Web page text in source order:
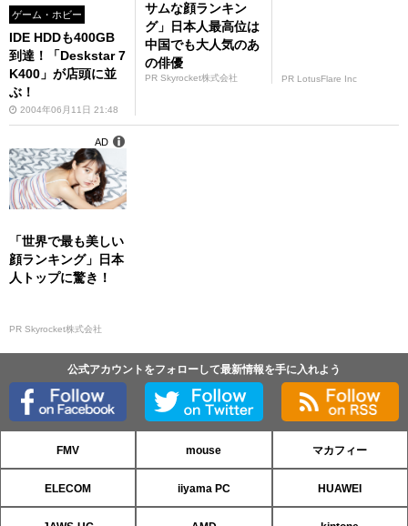
ゲーム・ホビー
IDE HDDも400GB
到達！「Deskstar 7
K400」が店頭に並
ぶ！
2004年06月11日 21:48
サムな顔ランキン
グ」日本人最高位は
中国でも大人気のあ
の俳優
PR Skyrocket株式会社 PR LotusFlare Inc
「世界で最も美しい
顔ランキング」日本
人トップに驚き！
PR Skyrocket株式会社
AD
公式アカウントをフォローして最新情報を手に入れよう
FMV mouse マカフィー
ELECOM iiyama PC HUAWEI